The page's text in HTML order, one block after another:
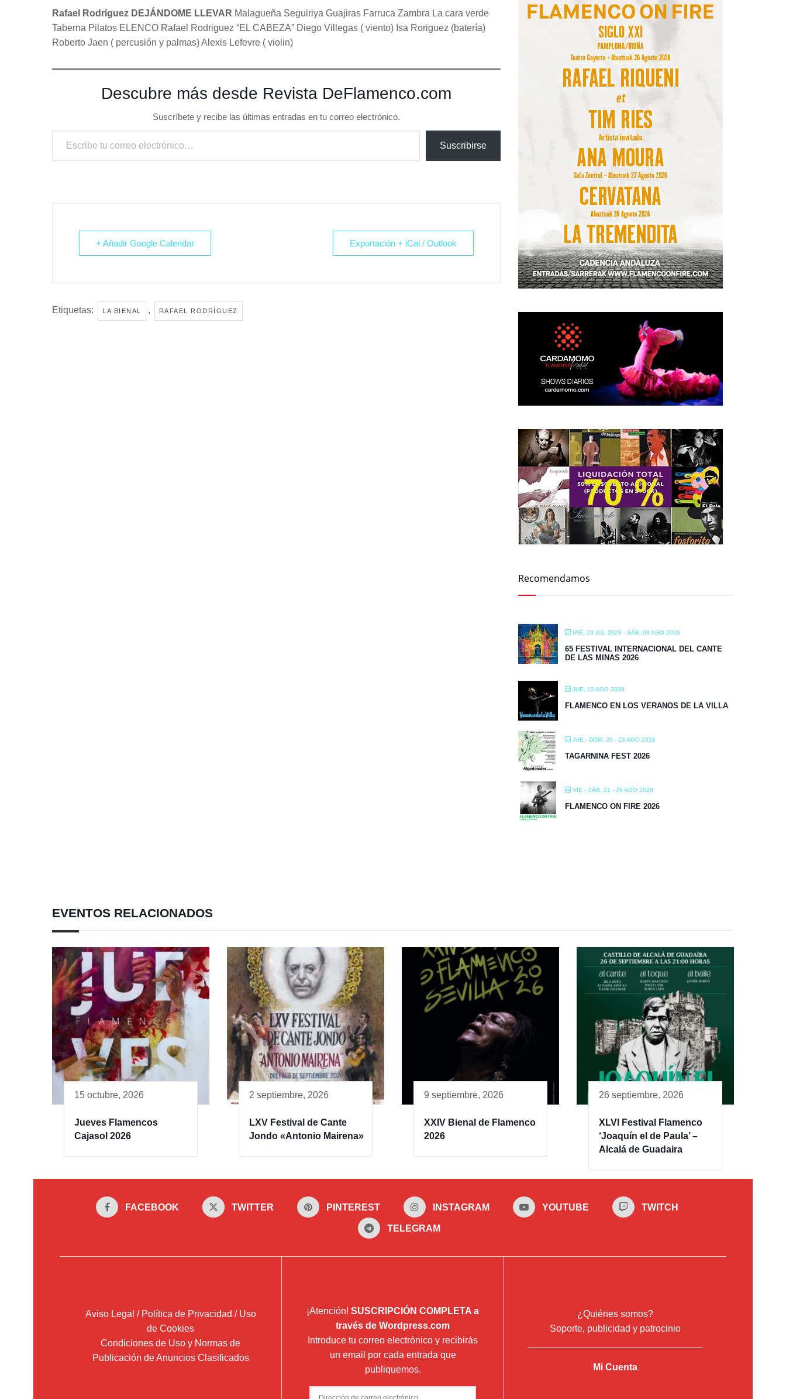
Rafael Rodríguez DEJÁNDOME LLEVAR Malagueña Seguiriya Guajiras Farruca Zambra La cara verde
Taberna Pilatos ELENCO Rafael Rodriguez “EL CABEZA” Diego Villegas ( viento) Isa Roriguez (batería)
Roberto Jaen ( percusión y palmas) Alexis Lefevre ( violin)
Descubre más desde Revista DeFlamenco.com
Suscríbete y recibe las últimas entradas en tu correo electrónico.
Escribe tu correo electrónico…
Suscribirse
+ Añadir Google Calendar Exportación + iCal / Outlook
Etiquetas: LA BIENAL , RAFAEL RODRÍGUEZ
Recomendamos
MIÉ, 29 JUL 2026 - SÁB, 08 AGO 2026
65 FESTIVAL INTERNACIONAL DEL CANTE
DE LAS MINAS 2026
JUE, 13 AGO 2026
FLAMENCO EN LOS VERANOS DE LA VILLA
JUE - DOM, 20 - 23 AGO 2026
TAGARNINA FEST 2026
VIE - SÁB, 21 - 29 AGO 2026
FLAMENCO ON FIRE 2026
EVENTOS RELACIONADOS
15 octubre, 2026
Jueves Flamencos
Cajasol 2026
2 septiembre, 2026
LXV Festival de Cante
Jondo «Antonio Mairena»
9 septiembre, 2026
XXIV Bienal de Flamenco
2026
26 septiembre, 2026
XLVI Festival Flamenco
‘Joaquín el de Paula’ –
Alcalá de Guadaira
FACEBOOK TWITTER PINTEREST INSTAGRAM YOUTUBE TWITCH
TELEGRAM
Aviso Legal / Política de Privacidad / Uso
de Cookies
Condiciones de Uso y Normas de
Publicación de Anuncios Clasificados
¡Atención! SUSCRIPCIÓN COMPLETA a
través de Wordpress.com
Introduce tu correo electrónico y recibirás
un email por cada entrada que
publiquemos.
Dirección
¿Quiénes somos?
Soporte, publicidad y patrocinio
Mi Cuenta